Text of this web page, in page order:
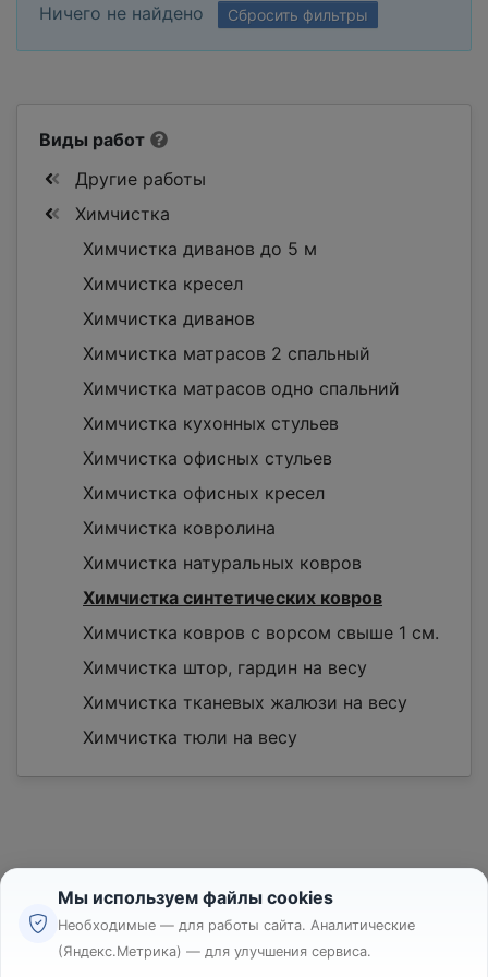
Ничего не найдено Сбросить фильтры
Виды работ
Другие работы
Химчистка
Химчистка диванов до 5 м
Химчистка кресел
Химчистка диванов
Химчистка матрасов 2 спальный
Химчистка матрасов одно спальний
Химчистка кухонных стульев
Химчистка офисных стульев
Химчистка офисных кресел
Химчистка ковролина
Химчистка натуральных ковров
Химчистка синтетических ковров
Химчистка ковров с ворсом свыше 1 см.
Химчистка штор, гардин на весу
Химчистка тканевых жалюзи на весу
Химчистка тюли на весу
Реклама
Правила
Мы используем файлы cookies
Необходимые — для работы сайта. Аналитические
(Яндекс.Метрика) — для улучшения сервиса.